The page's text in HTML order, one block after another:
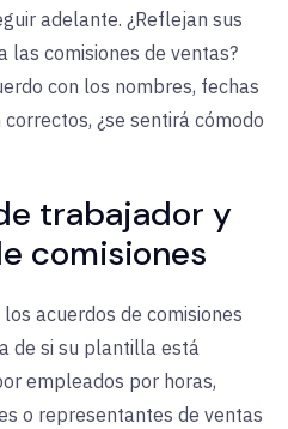
adelante. ¿Reflejan sus
las comisiones de ventas?
con los nombres, fechas
¿se sentirá cómodo
trabajador y
comisiones
acuerdos de comisiones
de si su plantilla está
empleados por horas,
o representantes de ventas